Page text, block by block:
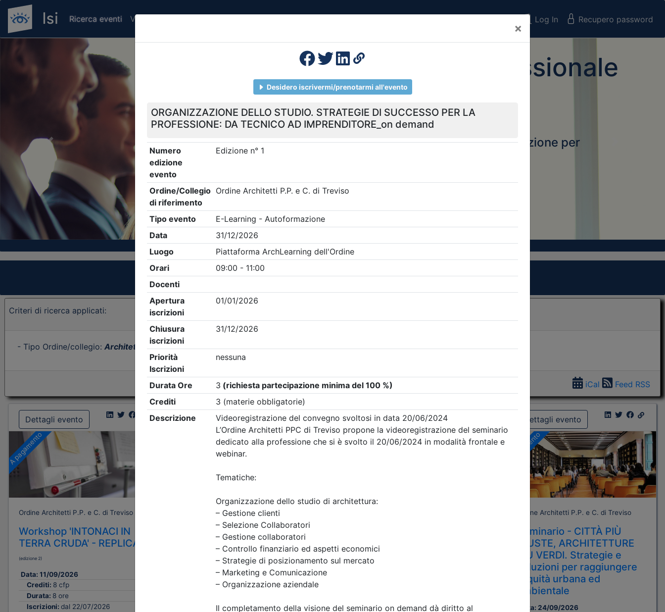
×
Ricerca eventi Verifica attestato di presenza Log In Recupero password
Formazione Professionale
Continua
Il portale della formazione per
Professionali
Previous
Clicca qui - espandi la sezione dei filtri ricerca eventi
Criteri di ricerca applicati:
- Tipo Ordine/collegio: Architetti - Ordine:Treviso- Eventi in programma dal7/8/2026
iCal Feed RSS
Dettagli evento
A pagamento
Ordine Architetti P.P. e C. di Treviso
Workshop 'INTONACI IN
TERRA CRUDA' - REPLICA
(edizione 2)
Data: 11/09/2026
Crediti: 8 cfp
Durata: 8 ore
Iscrizioni: dal 22/07/2026
Dettagli evento
Ordine Architetti P.P. e C. di Treviso
Progettare il suolo del
futuro: architettura,
paesaggio e resilienza
urbana tra superfici filtranti
e sistemi di invaso
Crediti:4 cfp
Dettagli evento
A pagamento
CANTIERE. Dalla
conformità documentale
all’allestimento del
RSPP/ASPP e CSP/CSE
Dettagli evento
A pagamento
Ordine Architetti P.P. e C. di Treviso
Seminario - CITTÀ PIÙ
GIUSTE, ARCHITETTURE
PIÙ VERDI. Strategie e
soluzioni per raggiungere
l’equità urbana ed
ambientale
Data: 24/09/2026